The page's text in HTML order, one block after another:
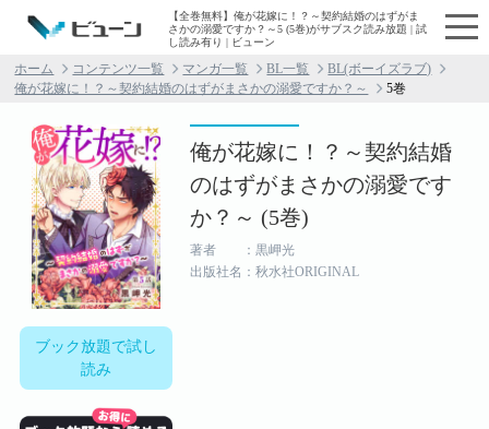
【全巻無料】俺が花嫁に！？～契約結婚のはずがま
さかの溺愛ですか？～5 (5巻)がサブスク読み放題 | 試
し読み有り | ビューン
ホーム コンテンツ一覧 マンガ一覧 BL一覧
BL(ボーイズラブ)
俺が花嫁に！？～契約結婚のはずがまさかの溺愛ですか？～
5巻
ブック放題で試し
読み
俺が花嫁に！？～契約結婚
のはずがまさかの溺愛です
か？～ (5巻)
著者 ：黒岬光
出版社名：秋水社ORIGINAL